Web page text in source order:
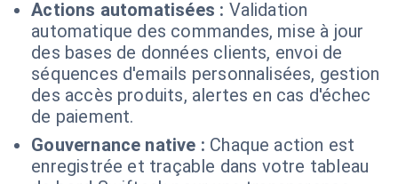
Actions automatisées : Validation
automatique des commandes, mise à jour
des bases de données clients, envoi de
séquences d'emails personnalisées, gestion
des accès produits, alertes en cas d'échec
de paiement.
Gouvernance native : Chaque action est
enregistrée et traçable dans votre tableau